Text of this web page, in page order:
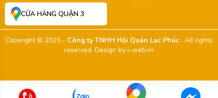
CỬA HÀNG QUẬN 3
Copyright © 2025 - Công ty TNHH Hội Quán Lạc Phúc . All rights
reserved. Design by i-web.vn